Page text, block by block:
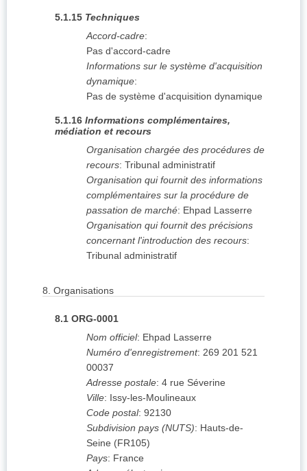
5.1.15 Techniques
Accord-cadre:
Pas d'accord-cadre
Informations sur le système d'acquisition
dynamique:
Pas de système d'acquisition dynamique
5.1.16 Informations complémentaires,
médiation et recours
Organisation chargée des procédures de
recours: Tribunal administratif
Organisation qui fournit des informations
complémentaires sur la procédure de
passation de marché: Ehpad Lasserre
Organisation qui fournit des précisions
concernant l'introduction des recours:
Tribunal administratif
8. Organisations
8.1 ORG-0001
Nom officiel: Ehpad Lasserre
Numéro d'enregistrement: 269 201 521
00037
Adresse postale: 4 rue Séverine
Ville: Issy-les-Moulineaux
Code postal: 92130
Subdivision pays (NUTS): Hauts-de-
Seine (FR105)
Pays: France